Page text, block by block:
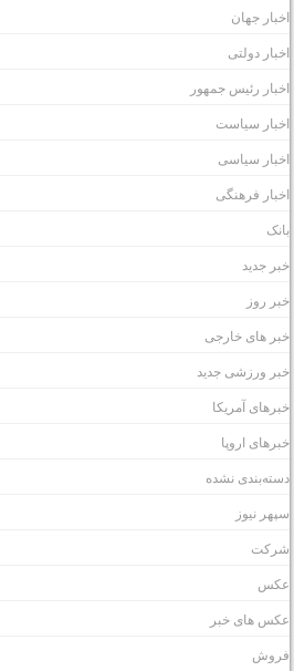
جهان
دولتی
رئیس جمهور
سیاست
سیاسی
فرهنگی
جدید
روز
های خارجی
ورزشی جدید
آمریکا
اروپا
نشده
نیوز
های خبر